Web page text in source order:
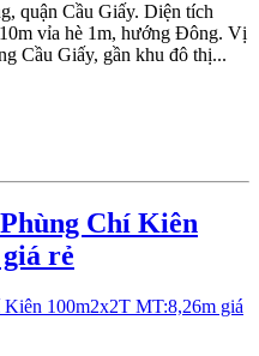
quận Cầu Giấy. Diện tích
vỉa hè 1m, hướng Đông. Vị
Cầu Giấy, gần khu đô thị...
Chí Kiên
rẻ